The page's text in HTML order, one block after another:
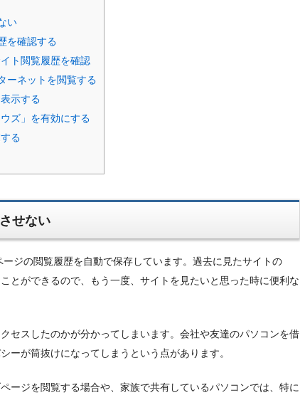
い
を確認する
ト閲覧履歴を確認
ーネットを閲覧する
示する
ズ」を有効にする
る
せない
ジの閲覧履歴を自動で保存しています。過去に見たサイトの
とができるので、もう一度、サイトを見たいと思った時に便利な
セスしたのかが分かってしまいます。会社や友達のパソコンを借
ーが筒抜けになってしまうという点があります。
ージを閲覧する場合や、家族で共有しているパソコンでは、特に